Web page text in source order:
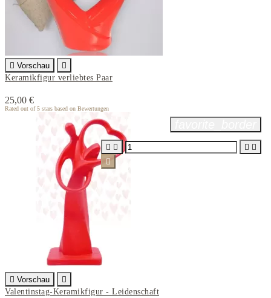
 Vorschau

Keramikfigur verliebtes Paar
25,00 €
Rated out of 5 stars based on Bewertungen
 Vorschau

Valentinstag-Keramikfigur - Leidenschaft
   
